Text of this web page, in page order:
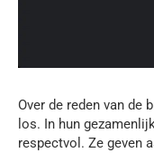
Over de reden van de
los. In hun
respectvol. Ze geven